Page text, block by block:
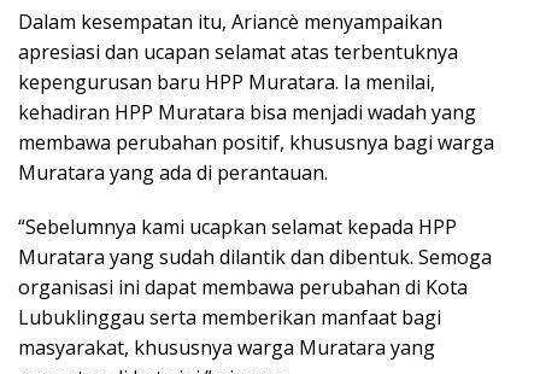
Dalam kesempatan itu, Ariancè menyampaikan
apresiasi dan ucapan selamat atas terbentuknya
kepengurusan baru HPP Muratara. Ia menilai,
kehadiran HPP Muratara bisa menjadi wadah yang
membawa perubahan positif, khususnya bagi warga
Muratara yang ada di perantauan.
“Sebelumnya kami ucapkan selamat kepada HPP
Muratara yang sudah dilantik dan dibentuk. Semoga
organisasi ini dapat membawa perubahan di Kota
Lubuklinggau serta memberikan manfaat bagi
masyarakat, khususnya warga Muratara yang